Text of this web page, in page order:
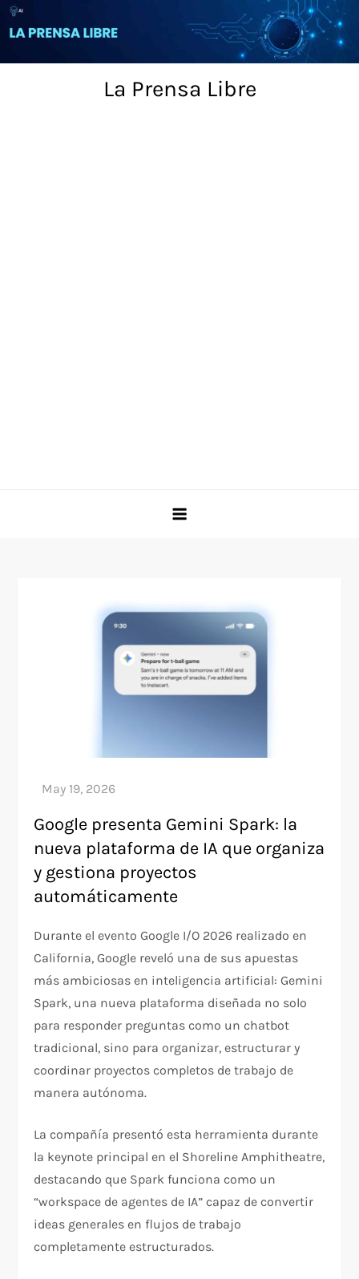
Skip
to
La Prensa Libre
Google presenta Gemini Spark: la
nueva plataforma de IA que organiza
y gestiona proyectos
automáticamente
Durante el evento Google I/O 2026 realizado en
California, Google reveló una de sus apuestas
más ambiciosas en inteligencia artificial: Gemini
Spark, una nueva plataforma diseñada no solo
para responder preguntas como un chatbot
tradicional, sino para organizar, estructurar y
coordinar proyectos completos de trabajo de
manera autónoma.
La compañía presentó esta herramienta durante
la keynote principal en el Shoreline Amphitheatre,
destacando que Spark funciona como un
“workspace de agentes de IA” capaz de convertir
ideas generales en flujos de trabajo
completamente estructurados.